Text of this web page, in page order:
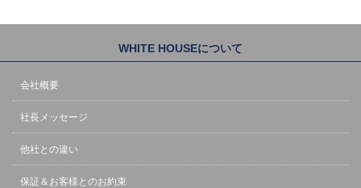
WHITE HOUSEについて
会社概要
社長メッセージ
他社との違い
保証＆お客様とのお約束